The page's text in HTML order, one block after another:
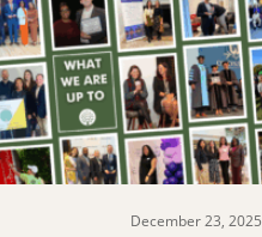
December 23, 2025